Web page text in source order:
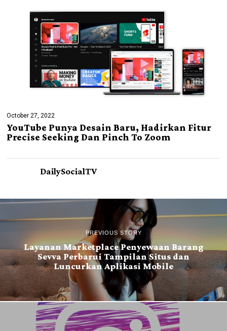
October 27, 2022
YouTube Punya Desain Baru, Hadirkan Fitur
Precise Seeking Dan Pinch To Zoom
DailySocialTV
PREVIOUS STORY
Layanan Marketplace Penyewaan Barang
Sevva Perbarui Tampilan Situs dan
Luncurkan Aplikasi Mobile